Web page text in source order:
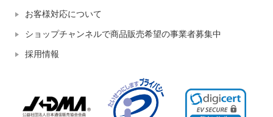
お客様対応について
ショップチャンネルで商品販売希望の事業者募集中
採用情報